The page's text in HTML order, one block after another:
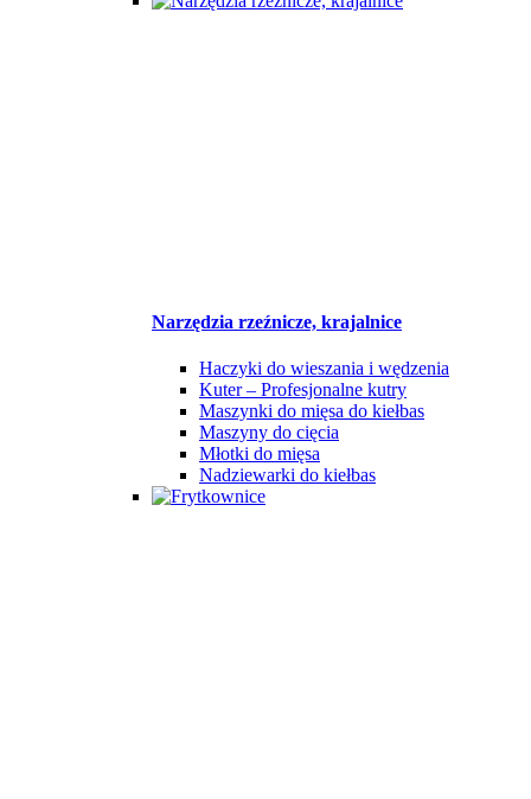
Narzędzia rzeźnicze, krajalnice
Haczyki do wieszania i wędzenia
Kuter – Profesjonalne kutry
Maszynki do mięsa do kiełbas
Maszyny do cięcia
Młotki do mięsa
Nadziewarki do kiełbas